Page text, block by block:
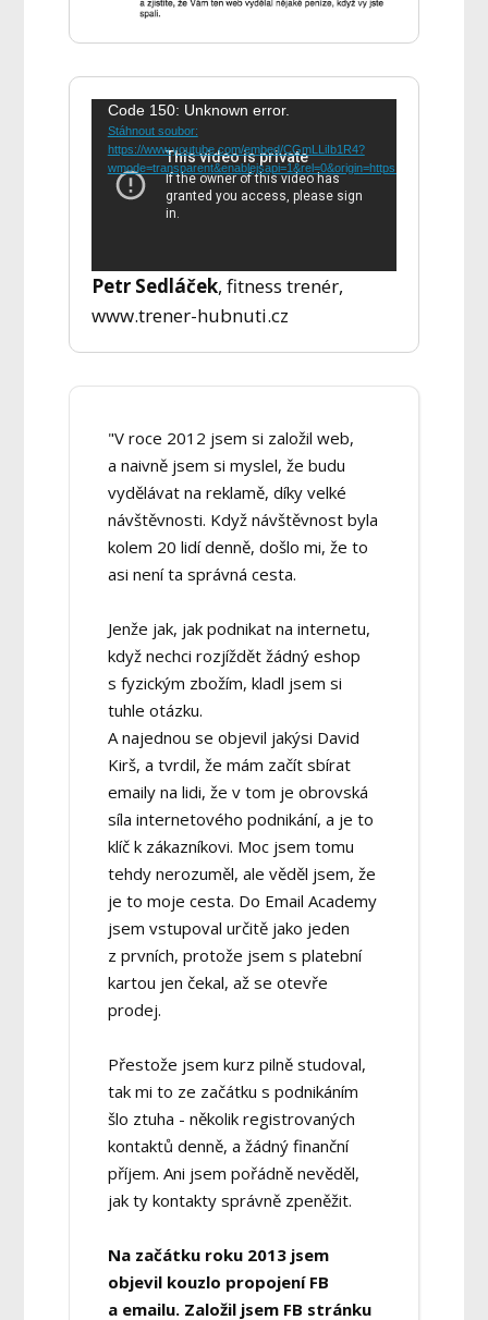
Video
přehrávač
Code 150: Unknown error.
Stáhnout soubor:
https://www.youtube.com/embed/CGmLLiIb1R4?
wmode=transparent&enablejsapi=1&rel=0&origin=https://
Petr Sedláček, fitness trenér,
www.trener-hubnuti.cz
"V roce 2012 jsem si založil web,
a naivně jsem si myslel, že budu
vydělávat na reklamě, díky velké
návštěvnosti. Když návštěvnost byla
kolem 20 lidí denně, došlo mi, že to
asi není ta správná cesta.
Jenže jak, jak podnikat na internetu,
když nechci rozjíždět žádný eshop
s fyzickým zbožím, kladl jsem si
tuhle otázku.
A najednou se objevil jakýsi David
Kirš, a tvrdil, že mám začít sbírat
emaily na lidi, že v tom je obrovská
síla internetového podnikání, a je to
klíč k zákazníkovi. Moc jsem tomu
tehdy nerozuměl, ale věděl jsem, že
je to moje cesta. Do Email Academy
jsem vstupoval určitě jako jeden
z prvních, protože jsem s platební
kartou jen čekal, až se otevře
prodej.
Přestože jsem kurz pilně studoval,
tak mi to ze začátku s podnikáním
šlo ztuha - několik registrovaných
kontaktů denně, a žádný finanční
příjem. Ani jsem pořádně nevěděl,
jak ty kontakty správně zpeněžit.
Na začátku roku 2013 jsem
objevil kouzlo propojení FB
a emailu. Založil jsem FB stránku